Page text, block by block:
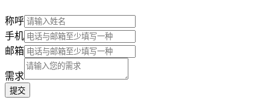
称呼
手机
邮箱
需求